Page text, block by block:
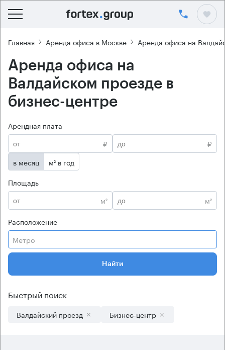
Главная Аренда офиса в Москве Аренда офиса на
Аренда офиса на
Валдайском проезде в
бизнес-центре
Арендная плата
₽
₽
в месяц
м² в год
Площадь
м²
м²
Расположение
Метро
Найти
Быстрый поиск
Валдайский проезд Бизнес-центр